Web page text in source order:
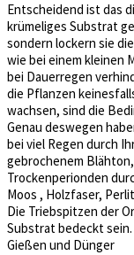
Entscheidend ist das
krümeliges Substrat
sondern lockern sie
wie bei einem kleinen
bei Dauerregen
die Pflanzen
wachsen, sind die
Genau deswegen
bei viel Regen durch
gebrochenem
Trockenperionden
Moos , Holzfaser,
Die Triebspitzen der
Substrat bedeckt sein.
Gießen und Dünger